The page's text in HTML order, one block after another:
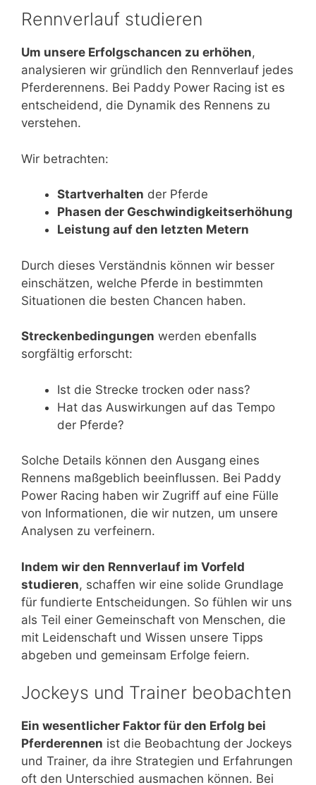
Rennverlauf studieren
Um unsere Erfolgschancen zu erhöhen,
analysieren wir gründlich den Rennverlauf jedes
Pferderennens. Bei Paddy Power Racing ist es
entscheidend, die Dynamik des Rennens zu
verstehen.
Wir betrachten:
Startverhalten der Pferde
Phasen der Geschwindigkeitserhöhung
Leistung auf den letzten Metern
Durch dieses Verständnis können wir besser
einschätzen, welche Pferde in bestimmten
Situationen die besten Chancen haben.
Streckenbedingungen werden ebenfalls
sorgfältig erforscht:
Ist die Strecke trocken oder nass?
Hat das Auswirkungen auf das Tempo
der Pferde?
Solche Details können den Ausgang eines
Rennens maßgeblich beeinflussen. Bei Paddy
Power Racing haben wir Zugriff auf eine Fülle
von Informationen, die wir nutzen, um unsere
Analysen zu verfeinern.
Indem wir den Rennverlauf im Vorfeld
studieren, schaffen wir eine solide Grundlage
für fundierte Entscheidungen. So fühlen wir uns
als Teil einer Gemeinschaft von Menschen, die
mit Leidenschaft und Wissen unsere Tipps
abgeben und gemeinsam Erfolge feiern.
Jockeys und Trainer beobachten
Ein wesentlicher Faktor für den Erfolg bei
Pferderennen ist die Beobachtung der Jockeys
und Trainer, da ihre Strategien und Erfahrungen
oft den Unterschied ausmachen können. Bei